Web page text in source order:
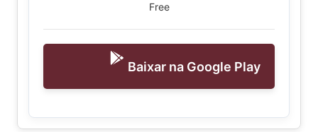
Free
Baixar na Google Play